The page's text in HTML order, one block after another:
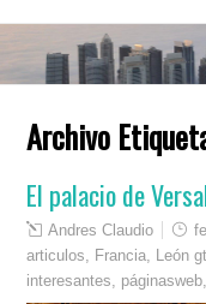
Archivo
El palacio de
Andres Claudio
articulos
Francia León
interesantes
páginasweb